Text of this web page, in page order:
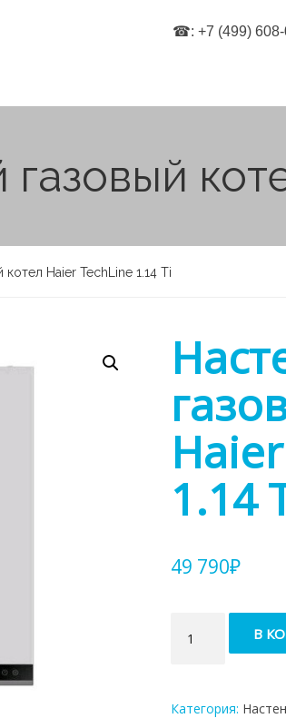
☎: +7 (499) 608-
котел Haier TechLine 1.14 Ti
1.14
49 790₽
товара
Настенный
Haier
В
Категория: